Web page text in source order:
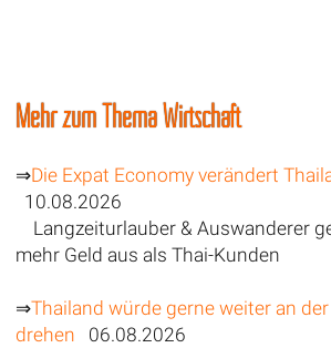
Mehr zum Thema Wirtschaft
⇒Die Expat Economy verändert
10.08.2026
Langzeiturlauber & Auswanderer
mehr Geld aus als Thai-Kunden
⇒Thailand würde gerne weiter an
drehen 06.08.2026